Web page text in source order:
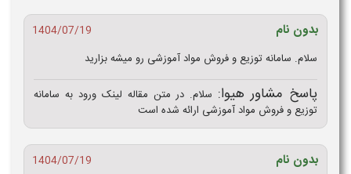
بدون نام
1404/07/19
سلام. سامانه توزیع و فروش مواد آموزشی رو میشه بزارید
پاسخ مشاور هیوا: سلام. در متن مقاله لینک ورود به سامانه
توزیع و فروش مواد آموزشی ارائه شده است
بدون نام
1404/07/19